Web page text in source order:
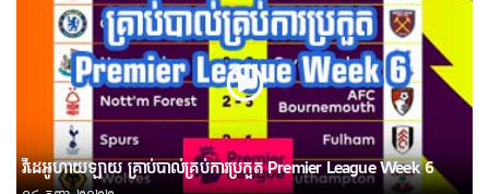
វីដេអូហាយឡាយ គ្រាប់បាល់គ្រប់ការប្រកួត Premier League Week 6